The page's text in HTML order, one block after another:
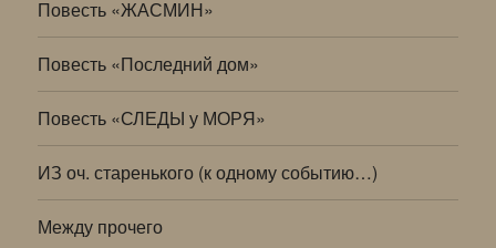
Повесть «ЖАСМИН»
Повесть «Последний дом»
Повесть «СЛЕДЫ у МОРЯ»
ИЗ оч. старенького (к одному событию…)
Между прочего